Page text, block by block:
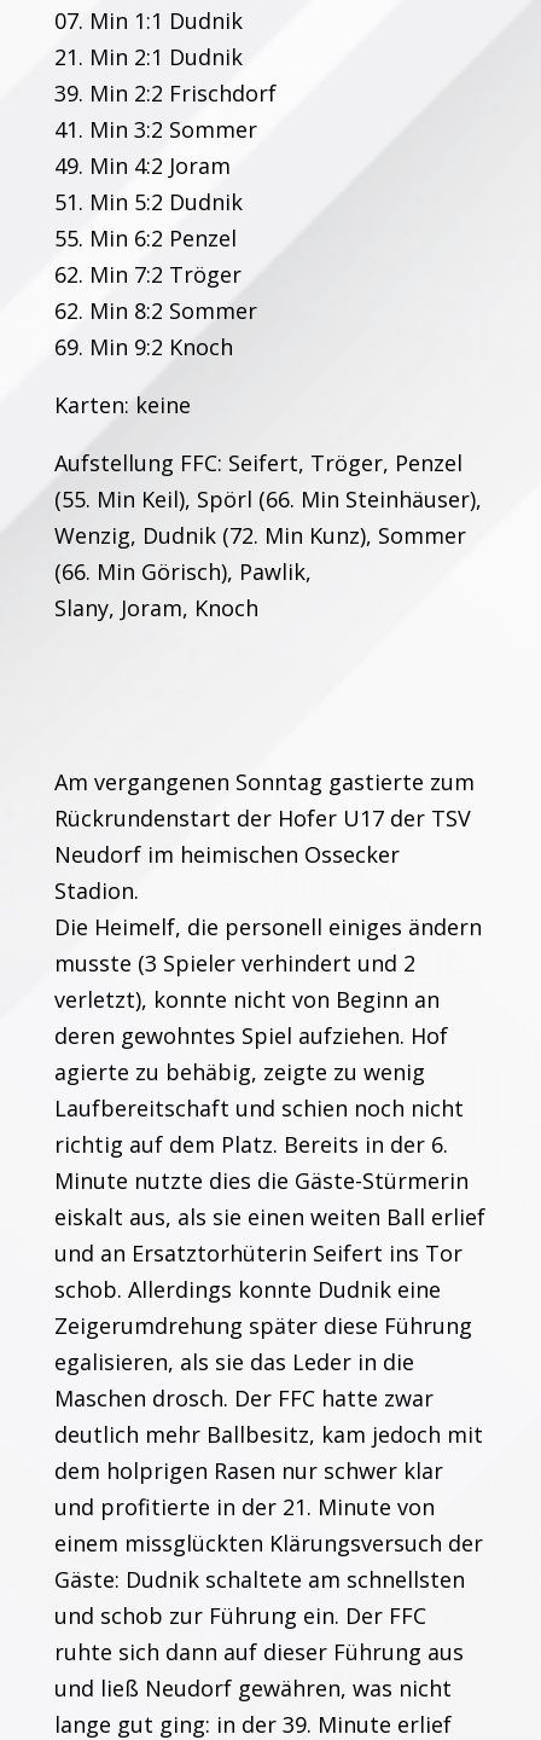
07. Min 1:1 Dudnik
21. Min 2:1 Dudnik
39. Min 2:2 Frischdorf
41. Min 3:2 Sommer
49. Min 4:2 Joram
51. Min 5:2 Dudnik
55. Min 6:2 Penzel
62. Min 7:2 Tröger
62. Min 8:2 Sommer
69. Min 9:2 Knoch
Karten: keine
Aufstellung FFC: Seifert, Tröger, Penzel
(55. Min Keil), Spörl (66. Min Steinhäuser),
Wenzig, Dudnik (72. Min Kunz), Sommer
(66. Min Görisch), Pawlik,
Slany, Joram, Knoch
Am vergangenen Sonntag gastierte zum
Rückrundenstart der Hofer U17 der TSV
Neudorf im heimischen Ossecker
Stadion.
Die Heimelf, die personell einiges ändern
musste (3 Spieler verhindert und 2
verletzt), konnte nicht von Beginn an
deren gewohntes Spiel aufziehen. Hof
agierte zu behäbig, zeigte zu wenig
Laufbereitschaft und schien noch nicht
richtig auf dem Platz. Bereits in der 6.
Minute nutzte dies die Gäste-Stürmerin
eiskalt aus, als sie einen weiten Ball erlief
und an Ersatztorhüterin Seifert ins Tor
schob. Allerdings konnte Dudnik eine
Zeigerumdrehung später diese Führung
egalisieren, als sie das Leder in die
Maschen drosch. Der FFC hatte zwar
deutlich mehr Ballbesitz, kam jedoch mit
dem holprigen Rasen nur schwer klar
und profitierte in der 21. Minute von
einem missglückten Klärungsversuch der
Gäste: Dudnik schaltete am schnellsten
und schob zur Führung ein. Der FFC
ruhte sich dann auf dieser Führung aus
und ließ Neudorf gewähren, was nicht
lange gut ging: in der 39. Minute erlief